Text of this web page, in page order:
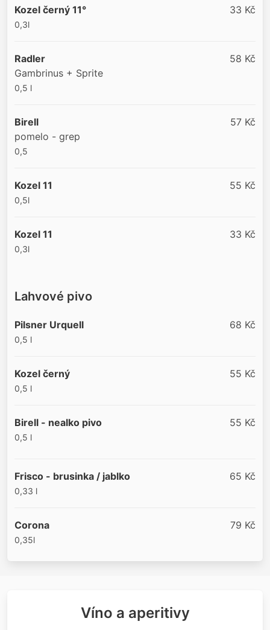
Kozel černý 11° 33 Kč
0,3l
Radler
58 Kč
Gambrinus + Sprite
0,5 l
Birell
57 Kč
pomelo - grep
0,5
Kozel 11 55 Kč
0,5l
Kozel 11 33 Kč
0,3l
Lahvové pivo
Pilsner Urquell 68 Kč
0,5 l
Kozel černý 55 Kč
0,5 l
Birell - nealko pivo 55 Kč
0,5 l
Frisco - brusinka / jablko 65 Kč
0,33 l
Corona 79 Kč
0,35l
Víno a aperitivy